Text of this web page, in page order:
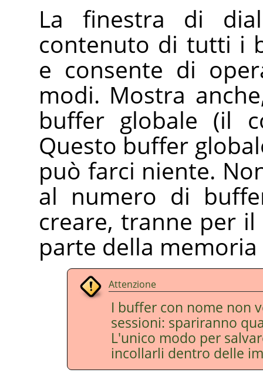
La finestra di
contenuto di tutti i
e consente di
modi. Mostra
buffer globale (il
Questo buffer
può farci niente.
al numero di
creare, tranne per
parte della
Attenzione
I buffer con nome non
sessioni: spariranno
L'unico modo per
incollarli dentro delle